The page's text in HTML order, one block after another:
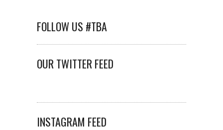
FOLLOW US #TBA
OUR TWITTER FEED
INSTAGRAM FEED